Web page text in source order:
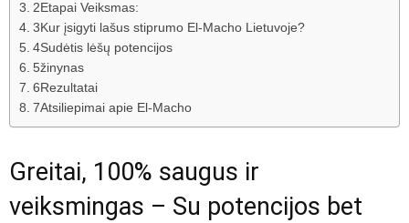
2Etapai Veiksmas:
3Kur įsigyti lašus stiprumo El-Macho Lietuvoje?
4Sudėtis lėšų potencijos
5žinynas
6Rezultatai
7Atsiliepimai apie El-Macho
Greitai, 100% saugus ir
veiksmingas – Su potencijos bet